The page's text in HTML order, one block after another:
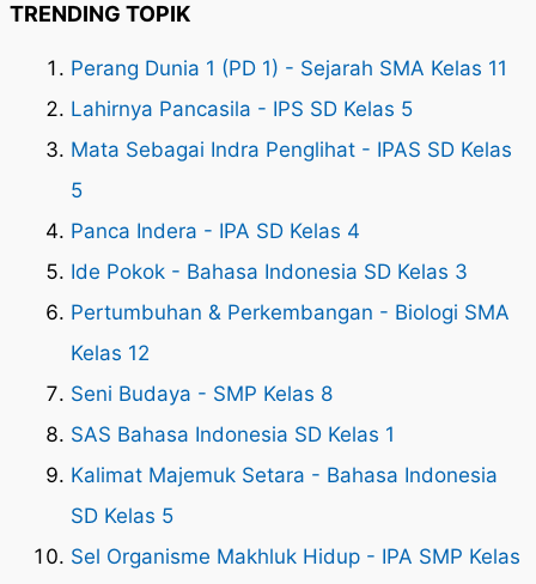
TRENDING TOPIK
Perang Dunia 1 (PD 1) - Sejarah SMA Kelas 11
Lahirnya Pancasila - IPS SD Kelas 5
Mata Sebagai Indra Penglihat - IPAS SD Kelas
5
Panca Indera - IPA SD Kelas 4
Ide Pokok - Bahasa Indonesia SD Kelas 3
Pertumbuhan & Perkembangan - Biologi SMA
Kelas 12
Seni Budaya - SMP Kelas 8
SAS Bahasa Indonesia SD Kelas 1
Kalimat Majemuk Setara - Bahasa Indonesia
SD Kelas 5
Sel Organisme Makhluk Hidup - IPA SMP Kelas